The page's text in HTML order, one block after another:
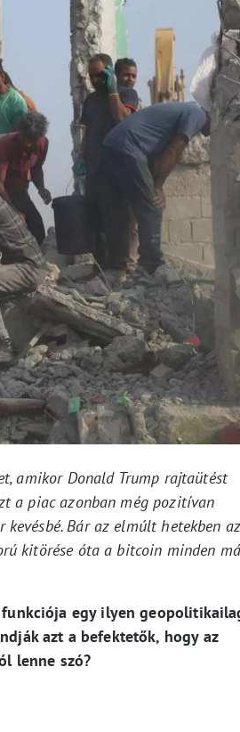
amikor Donald Trump rajtaütést
a piac azonban még pozitívan
Bár az elmúlt hetekben az
kitörése óta a bitcoin minden
egy ilyen
azt a befektetők, hogy az
lenne szó?